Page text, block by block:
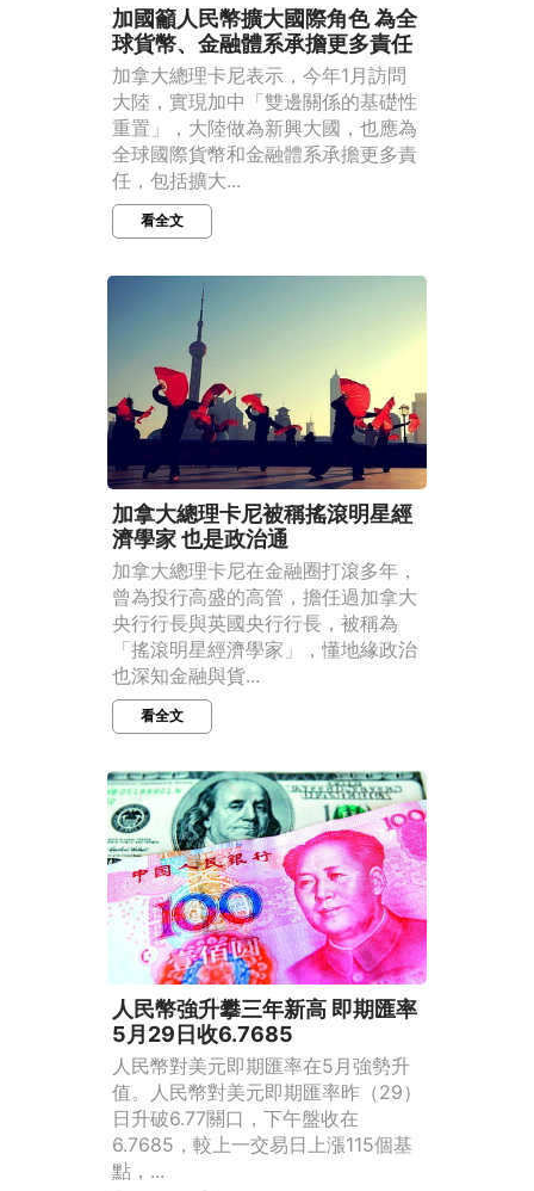
加國籲人民幣擴大國際角色 為全
球貨幣、金融體系承擔更多責任
加拿大總理卡尼表示，今年1月訪問
大陸，實現加中「雙邊關係的基礎性
重置」，大陸做為新興大國，也應為
全球國際貨幣和金融體系承擔更多責
任，包括擴大...
看全文
加拿大總理卡尼被稱搖滾明星經
濟學家 也是政治通
加拿大總理卡尼在金融圈打滾多年，
曾為投行高盛的高管，擔任過加拿大
央行行長與英國央行行長，被稱為
「搖滾明星經濟學家」，懂地緣政治
也深知金融與貨...
看全文
人民幣強升攀三年新高 即期匯率
5月29日收6.7685
人民幣對美元即期匯率在5月強勢升
值。人民幣對美元即期匯率昨（29）
日升破6.77關口，下午盤收在
6.7685，較上一交易日上漲115個基
點，...